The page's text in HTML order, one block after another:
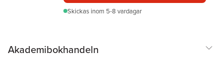
Skickas inom 5-8 vardagar
Akademibokhandeln